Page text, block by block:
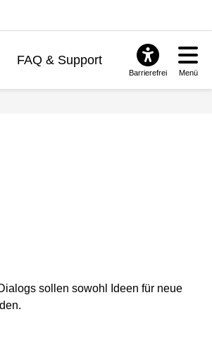
FAQ & Support
Barrierefrei Menü
sollen sowohl Ideen für neue